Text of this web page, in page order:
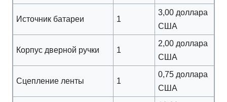
Источник батареи 1
3,00 доллара
США
Корпус дверной ручки 1
2,00 доллара
США
Сцепление ленты 1
0,75 доллара
США